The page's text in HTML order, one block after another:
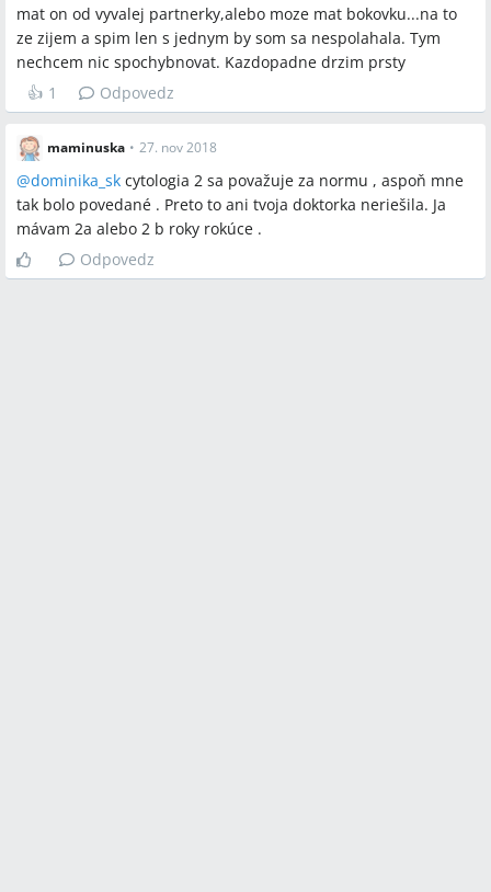
mat on od vyvalej partnerky,alebo moze mat bokovku...na to
ze zijem a spim len s jednym by som sa nespolahala. Tym
nechcem nic spochybnovat. Kazdopadne drzim prsty
👍 1 Odpovedz
maminuska • 27. nov 2018
@dominika_sk cytologia 2 sa považuje za normu , aspoň mne
tak bolo povedané . Preto to ani tvoja doktorka neriešila. Ja
mávam 2a alebo 2 b roky rokúce .
Odpovedz